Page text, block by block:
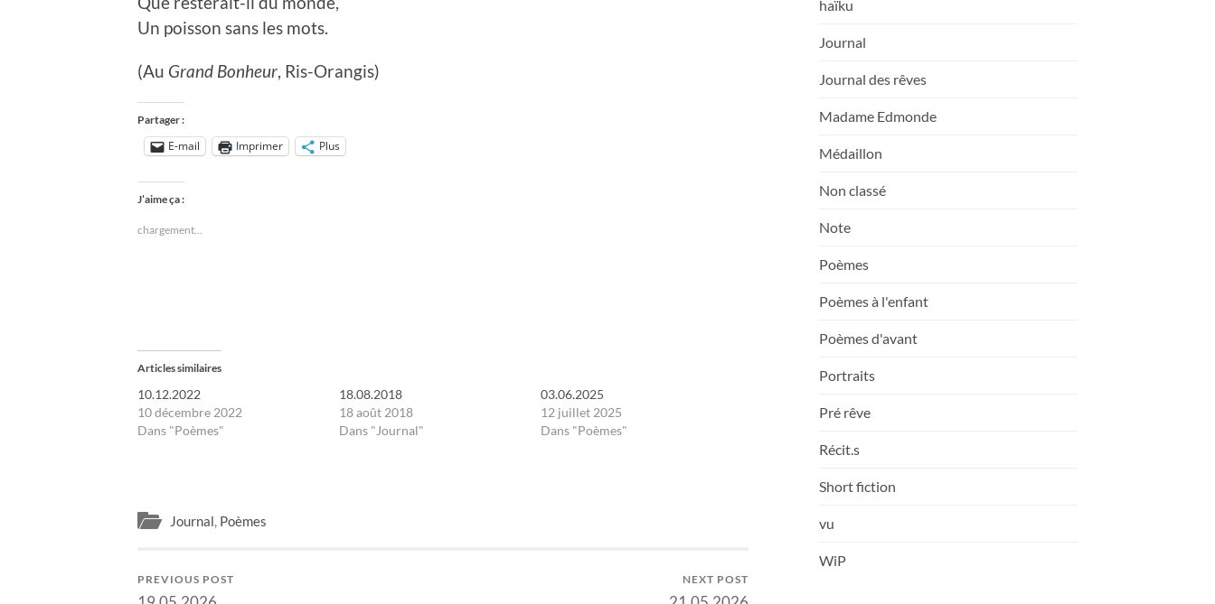
Un poisson sans les mots.
(Au Grand Bonheur , Ris-Orangis)
Partager :
E-mail Imprimer Plus
J’aime ça :
chargement…
Articles similaires
10.12.2022
10 décembre 2022
Dans "Poèmes"
18.08.2018
18 août 2018
Dans "Journal"
03.06.2025
12 juillet 2025
Dans "Poèmes"
Journal, Poèmes
PREVIOUS POST NEXT POST
haïku
Journal
Journal des rêves
Madame Edmonde
Médaillon
Non classé
Note
Poèmes
Poèmes à l'enfant
Poèmes d'avant
Portraits
Pré rêve
Récit.s
Short fiction
vu
WiP